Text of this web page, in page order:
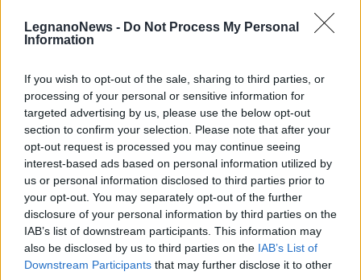
LegnanoNews - Do Not Process My Personal
Information
If you wish to opt-out of the sale, sharing to third parties, or
processing of your personal or sensitive information for
targeted advertising by us, please use the below opt-out
section to confirm your selection. Please note that after your
opt-out request is processed you may continue seeing
interest-based ads based on personal information utilized by
us or personal information disclosed to third parties prior to
your opt-out. You may separately opt-out of the further
disclosure of your personal information by third parties on the
IAB’s list of downstream participants. This information may
also be disclosed by us to third parties on the IAB’s List of
Downstream Participants that may further disclose it to other